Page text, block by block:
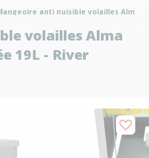
anti nuisible volailles Alma
volailles Alma
19L - River